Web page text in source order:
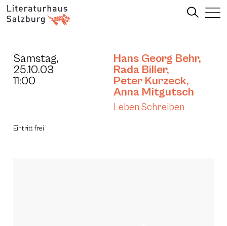
Samstag,
25.10.03
11:00
Hans Georg Behr,
Rada Biller,
Peter Kurzeck,
Anna Mitgutsch
Leben.Schreiben
Eintritt frei